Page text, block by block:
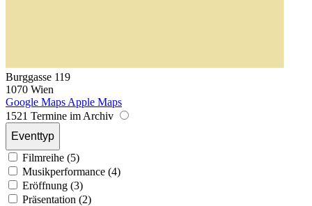
Burggasse 119
1070 Wien
Google Maps Apple Maps
1521 Termine im Archiv
Eventtyp
Filmreihe (5)
Musikperformance (4)
Eröffnung (3)
Präsentation (2)